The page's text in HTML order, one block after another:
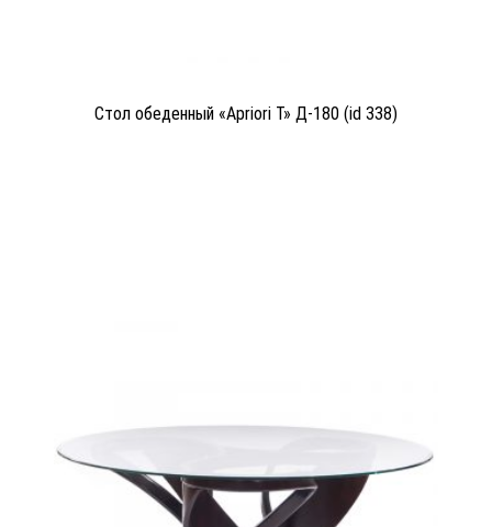
Стол обеденный «Apriori T» Д-180 (id 338)